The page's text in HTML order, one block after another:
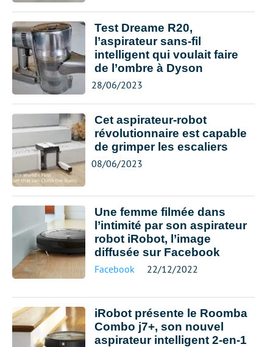
Test Dreame R20,
l’aspirateur sans-fil
intelligent qui voulait faire
de l’ombre à Dyson
28/06/2023
Cet aspirateur-robot
révolutionnaire est capable
de grimper les escaliers
08/06/2023
Une femme filmée dans
l’intimité par son aspirateur
robot iRobot, l’image
diffusée sur Facebook
Facebook 22/12/2022
iRobot présente le Roomba
Combo j7+, son nouvel
aspirateur intelligent 2-en-1